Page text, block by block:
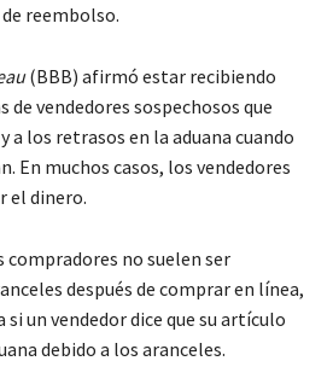
reembolso.
(BBB) ​​afirmó estar recibiendo
de vendedores sospechosos que
a los retrasos en la aduana cuando
En muchos casos, los vendedores
el dinero.
compradores no suelen ser
después de comprar en línea,
si un vendedor dice que su artículo
debido a los aranceles.